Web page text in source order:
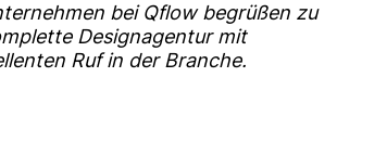
bei Qflow begrüßen zu
Designagentur mit
Ruf in der Branche.